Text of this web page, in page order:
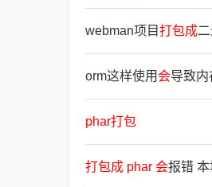
webman项目打包成
orm这样使用 会导致内
phar打包
打包成 phar 会报错